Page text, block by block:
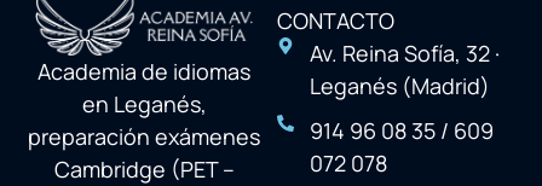
Academia de idiomas
en Leganés,
preparación exámenes
Cambridge (PET –
CONTACTO
Av. Reina Sofía, 32 ·
Leganés (Madrid)
914 96 08 35 / 609
072 078